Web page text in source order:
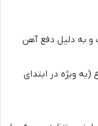
به دلیل دفع آهن
ویژه در ابتدای